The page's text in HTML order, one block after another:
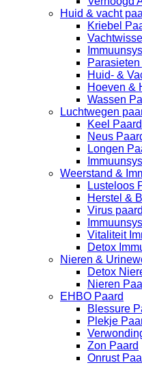
Huid & vacht
Kriebel
Parasieten
Huid- &
Hoeven &
Wassen
Luchtwegen
Keel Paard
Neus
Longen
Weerstand &
Lusteloos
Herstel &
Virus paard
Vitaliteit
Detox
Nieren &
Detox
Nieren
EHBO Paard
Blessure
Plekje
Zon Paard
Onrust